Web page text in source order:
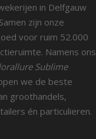
in Delfgauw
zijn onze
voor ruim 52.000
Namens ons
Sublime
we de beste
groothandels,
én particulieren.